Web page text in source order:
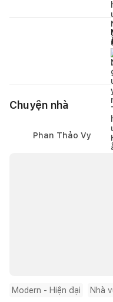
Chuyện nhà
Phan Thảo Vy
Modern - Hiện đại Nhà